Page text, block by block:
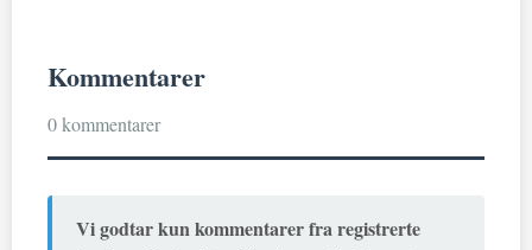
Kommentarer
0 kommentarer
Vi godtar kun kommentarer fra registrerte